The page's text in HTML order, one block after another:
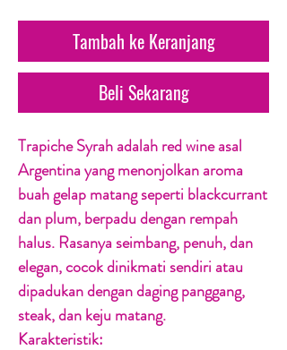
Tambah ke Keranjang
Beli Sekarang
Trapiche Syrah adalah red wine asal
Argentina yang menonjolkan aroma
buah gelap matang seperti blackcurrant
dan plum, berpadu dengan rempah
halus. Rasanya seimbang, penuh, dan
elegan, cocok dinikmati sendiri atau
dipadukan dengan daging panggang,
steak, dan keju matang.
Karakteristik: